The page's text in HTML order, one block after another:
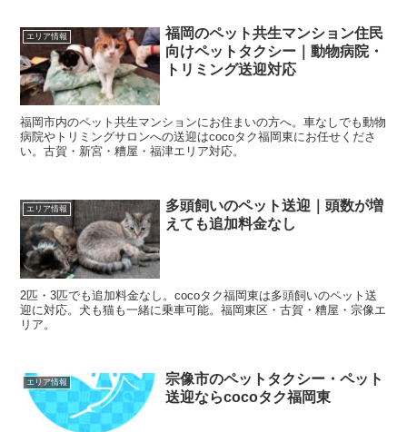
エリア情報
福岡のペット共生マンション住民
向けペットタクシー｜動物病院・
トリミング送迎対応
福岡市内のペット共生マンションにお住まいの方へ。車なしでも動物
病院やトリミングサロンへの送迎はcocoタク福岡東にお任せくださ
い。古賀・新宮・糟屋・福津エリア対応。
エリア情報
多頭飼いのペット送迎｜頭数が増
えても追加料金なし
2匹・3匹でも追加料金なし。cocoタク福岡東は多頭飼いのペット送
迎に対応。犬も猫も一緒に乗車可能。福岡東区・古賀・糟屋・宗像エ
リア。
エリア情報
宗像市のペットタクシー・ペット
送迎ならcocoタク福岡東